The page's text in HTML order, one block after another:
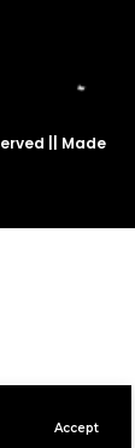
Accept
|| Made